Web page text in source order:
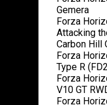
Gemera
Forza
Attacking
Carbon Hill
Forza
Type R
Forza
V10 GT
Forza